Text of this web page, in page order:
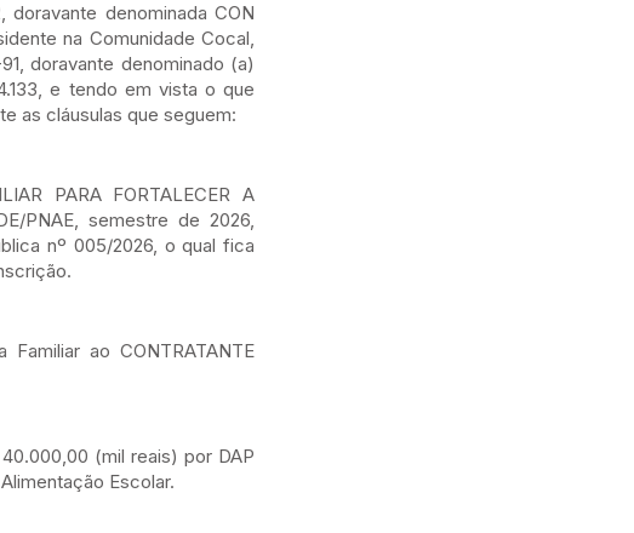
denominada CON
na Comunidade Cocal,
doravante denominado (a)
e tendo em vista o que
as cláusulas que seguem:
PARA FORTALECER A
PNAE, semestre de 2026,
nº 005/2026, o qual fica
ao CONTRATANTE
(mil reais) por DAP
Escolar.